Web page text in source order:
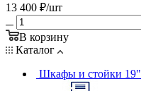
13 400 ₽/шт
В корзину
Каталог
Шкафы и стойки 19"